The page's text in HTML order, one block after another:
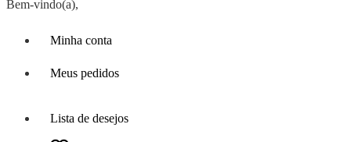
Bem-vindo(a),
Minha conta
Meus pedidos
Lista de desejos